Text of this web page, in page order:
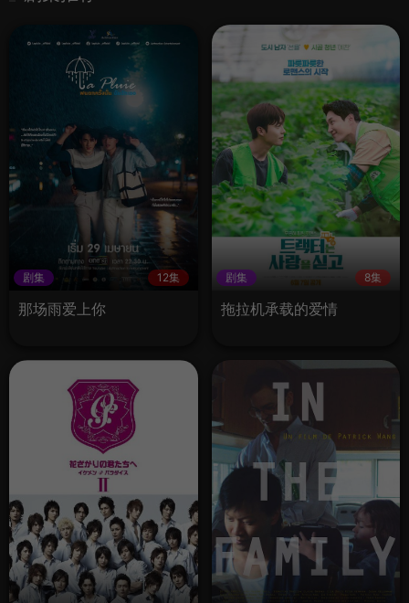
剧集 12集
那场雨爱上你
剧集 8集
拖拉机承载的爱情